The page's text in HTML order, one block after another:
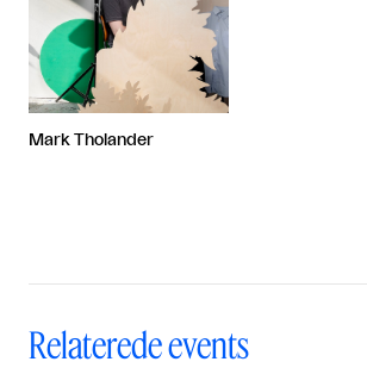
Mark Tholander
Relaterede events